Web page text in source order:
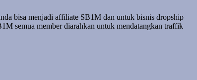
bisa menjadi affiliate SB1M dan untuk bisnis dropship
semua member diarahkan untuk mendatangkan traffik